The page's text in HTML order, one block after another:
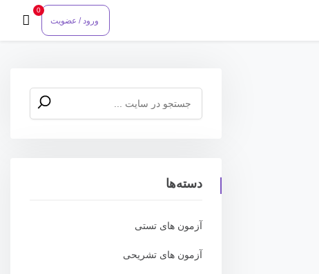
ورود / عضویت
0
برای:
دسته‌ها
آزمون های تستی
آزمون های تشریحی